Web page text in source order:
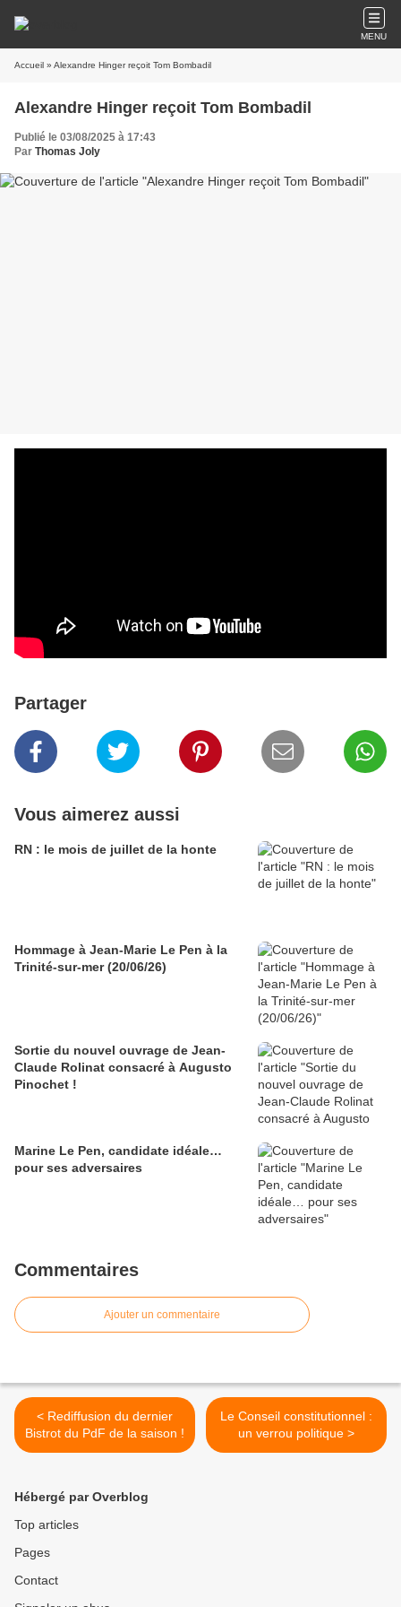
MENU
Accueil » Alexandre Hinger reçoit Tom Bombadil
Alexandre Hinger reçoit Tom Bombadil
Publié le 03/08/2025 à 17:43
Par Thomas Joly
Partager
Vous aimerez aussi
RN : le mois de juillet de la honte
Hommage à Jean-Marie Le Pen à la
Trinité-sur-mer (20/06/26)
Sortie du nouvel ouvrage de Jean-
Claude Rolinat consacré à Augusto
Pinochet !
Marine Le Pen, candidate idéale…
pour ses adversaires
Commentaires
Ajouter un commentaire
< Rediffusion du dernier
Bistrot du PdF de la saison !
Le Conseil constitutionnel :
un verrou politique >
Hébergé par Overblog
Top articles
Pages
Contact